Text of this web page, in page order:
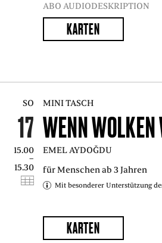
ABO AUDIODESKRIPTION
KARTEN
SO
17
15.00
–
15.30
MINI TASCH
WENN
EMEL AYDOĞDU
für Menschen ab 3 Jahren
Mit besonderer Unterstützung
KARTEN